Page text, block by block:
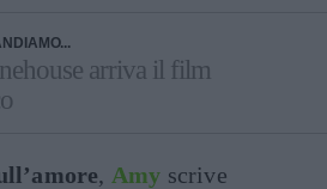
arriva il film
, Amy scrive